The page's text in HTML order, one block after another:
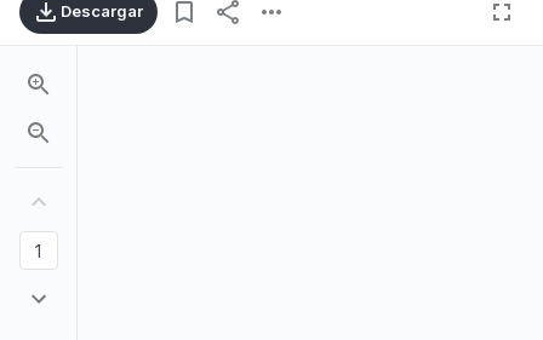
Descargar